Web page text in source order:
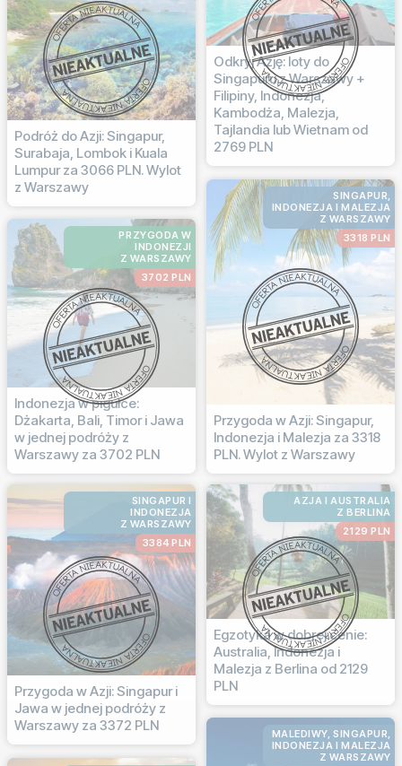
Podróż do Azji: Singapur,
Surabaja, Lombok i Kuala
Lumpur za 3066 PLN. Wylot
z Warszawy
Odkryj Azję: loty do
Singapuru z Warszawy +
Filipiny, Indonezja,
Kambodża, Malezja,
Tajlandia lub Wietnam od
2769 PLN
PRZYGODA W
INDONEZJI
Z WARSZAWY
3702 PLN
Indonezja w pigułce:
Dżakarta, Bali, Timor i Jawa
w jednej podróży z
Warszawy za 3702 PLN
SINGAPUR,
INDONEZJA I MALEZJA
Z WARSZAWY
3318 PLN
Przygoda w Azji: Singapur,
Indonezja i Malezja za 3318
PLN. Wylot z Warszawy
SINGAPUR I
INDONEZJA
Z WARSZAWY
3384 PLN
Przygoda w Azji: Singapur i
Jawa w jednej podróży z
Warszawy za 3372 PLN
AZJA I AUSTRALIA
Z BERLINA
2129 PLN
Egzotyka w dobrej cenie:
Australia, Indonezja i
Malezja z Berlina od 2129
PLN
MALEDIWY, SINGAPUR,
INDONEZJA I MALEZJA
Z WARSZAWY